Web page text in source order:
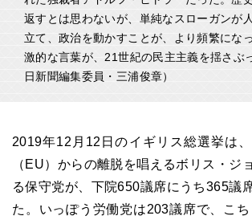
返すとは思わないが、単純なスローガンが
立て、政治を動かすことが、より頻繁にな
激的な言葉が、21世紀の民主主義を揺さぶ
日新聞編集委員・三浦俊章）
2019年12月12日のイギリス総選挙は
（EU）からの離脱を唱えるボリス・ジ
る保守党が、下院650議席にうち365議
た。いっぽう労働党は203議席で、こ